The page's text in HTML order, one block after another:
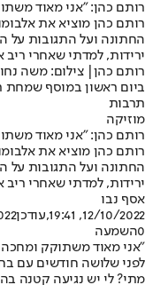
רותם כהן: "אני מאוד
החתונה ועל התגובות על
ירידות, למדתי שאחרי ריב
רותם כהן| צילום: משה
ביום ראשון במוסף שמחת
תרבות
מוזיקה
רותם כהן: "אני מאוד
החתונה ועל התגובות על
ירידות, למדתי שאחרי ריב
אסף נבו
12/10/2022, 19:41
,עודכן
0השמעה
"אני מאוד משתוקק
לפני שלושה חודשים עם
מתי? לי יש נגיעה קטנה